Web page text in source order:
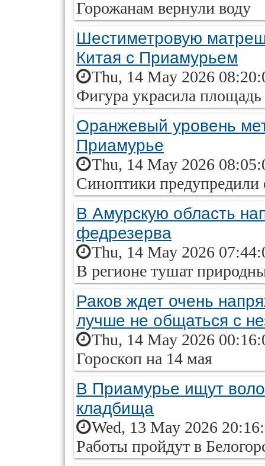
Горожанам вернули воду
Шестиметровую
Китая с Приамурьем
Thu, 14 May 2026
Фигура украсила
Оранжевый уровень
Приамурье
Thu, 14 May 2026
Синоптики предупредили
В Амурскую область
федрезерва
Thu, 14 May 2026
В регионе тушат
Раков ждет очень
лучше не общаться с
Thu, 14 May 2026
Гороскоп на 14 мая
В Приамурье ищут
кладбища
Wed, 13 May 2026
Работы пройдут в